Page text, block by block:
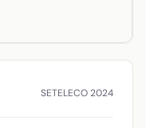
SETELECO 2024